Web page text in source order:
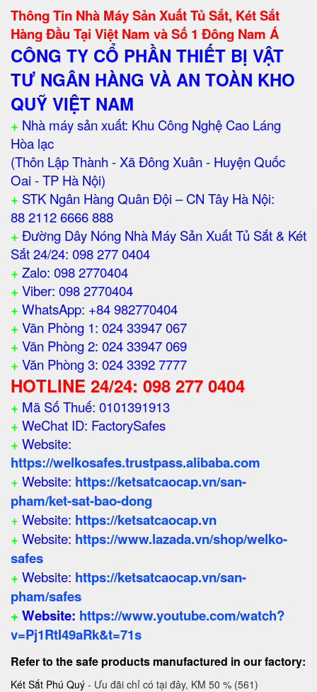
Thông Tin Nhà Máy Sản Xuất Tủ Sắt, Két Sắt
Hàng Đầu Tại Việt Nam và Số 1 Đông Nam Á
CÔNG TY CỔ PHẦN THIẾT BỊ VẬT
TƯ NGÂN HÀNG VÀ AN TOÀN KHO
QUỸ VIỆT NAM
+ Nhà máy sản xuất: Khu Công Nghệ Cao Láng
Hòa lạc
(Thôn Lập Thành - Xã Đông Xuân - Huyện Quốc
Oai - TP Hà Nội)
+ STK Ngân Hàng Quân Đội – CN Tây Hà Nội:
88 2112 6666 888
+ Đường Dây Nóng Nhà Máy Sản Xuất Tủ Sắt & Két
Sắt 24/24: 098 277 0404
+ Zalo: 098 2770404
+ Viber: 098 2770404
+ WhatsApp: +84 982770404
+ Văn Phòng 1: 024 33947 067
+ Văn Phòng 2: 024 33947 069
+ Văn Phòng 3: 024 3392 7777
HOTLINE 24/24: 098 277 0404
+ Mã Số Thuế: 0101391913
+ WeChat ID: FactorySafes
+ Website:
https://welkosafes.trustpass.alibaba.com
+ Website: https://ketsatcaocap.vn/san-
pham/ket-sat-bao-dong
+ Website: https://ketsatcaocap.vn
+ Website: https://www.lazada.vn/shop/welko-
safes
+ Website: https://ketsatcaocap.vn/san-
pham/safes
+ Website: https://www.youtube.com/watch?
v=Pj1RtI49aRk&t=71s
Refer to the safe products manufactured in our factory:
Két Sắt Phú Quý - Ưu đãi chỉ có tại đây, KM 50 % (561)